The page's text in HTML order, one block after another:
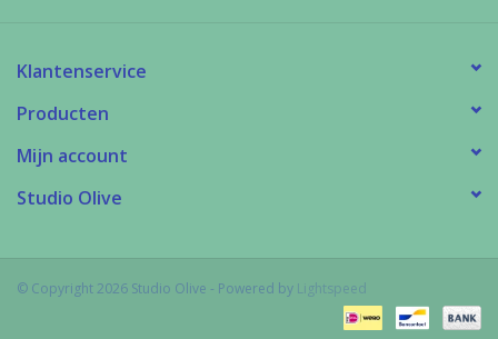
Klantenservice
Producten
Mijn account
Studio Olive
© Copyright 2026 Studio Olive - Powered by Lightspeed